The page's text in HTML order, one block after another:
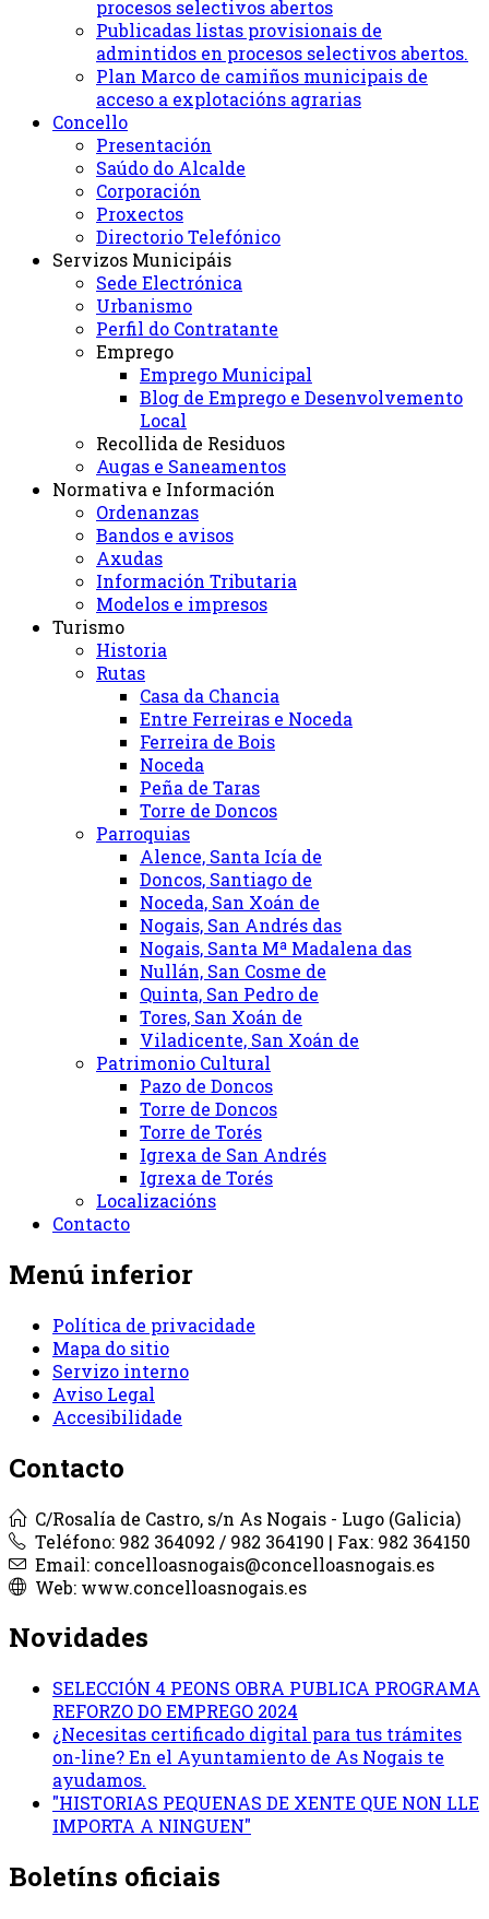
procesos selectivos abertos
Publicadas listas provisionais de
admintidos en procesos selectivos abertos.
Plan Marco de camiños municipais de
acceso a explotacións agrarias
Concello
Presentación
Saúdo do Alcalde
Corporación
Proxectos
Directorio Telefónico
Servizos Municipáis
Sede Electrónica
Urbanismo
Perfil do Contratante
Emprego
Emprego Municipal
Blog de Emprego e Desenvolvemento
Local
Recollida de Residuos
Augas e Saneamentos
Normativa e Información
Ordenanzas
Bandos e avisos
Axudas
Información Tributaria
Modelos e impresos
Turismo
Historia
Rutas
Casa da Chancia
Entre Ferreiras e Noceda
Ferreira de Bois
Noceda
Peña de Taras
Torre de Doncos
Parroquias
Alence, Santa Icía de
Doncos, Santiago de
Noceda, San Xoán de
Nogais, San Andrés das
Nogais, Santa Mª Madalena das
Nullán, San Cosme de
Quinta, San Pedro de
Tores, San Xoán de
Viladicente, San Xoán de
Patrimonio Cultural
Pazo de Doncos
Torre de Doncos
Torre de Torés
Igrexa de San Andrés
Igrexa de Torés
Localizacións
Contacto
Menú inferior
Política de privacidade
Mapa do sitio
Servizo interno
Aviso Legal
Accesibilidade
Contacto
C/Rosalía de Castro, s/n As Nogais - Lugo (Galicia)
Teléfono: 982 364092 / 982 364190 | Fax: 982 364150
Email: concelloasnogais@concelloasnogais.es
Web: www.concelloasnogais.es
Novidades
SELECCIÓN 4 PEONS OBRA PUBLICA PROGRAMA
REFORZO DO EMPREGO 2024
¿Necesitas certificado digital para tus trámites
on-line? En el Ayuntamiento de As Nogais te
ayudamos.
"HISTORIAS PEQUENAS DE XENTE QUE NON LLE
IMPORTA A NINGUEN"
Boletíns oficiais